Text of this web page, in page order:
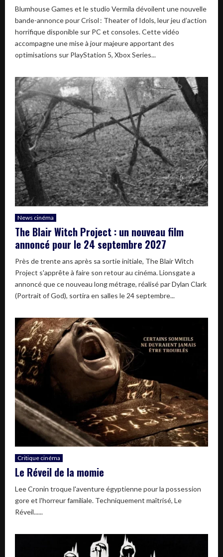
Blumhouse Games et le studio Vermila dévoilent une nouvelle
bande-annonce pour Crisol : Theater of Idols, leur jeu d’action
horrifique disponible sur PC et consoles. Cette vidéo
accompagne une mise à jour majeure apportant des
optimisations sur PlayStation 5, Xbox Series...
News cinéma
The Blair Witch Project : un nouveau film
annoncé pour le 24 septembre 2027
Près de trente ans après sa sortie initiale, The Blair Witch
Project s'apprête à faire son retour au cinéma. Lionsgate a
annoncé que ce nouveau long métrage, réalisé par Dylan Clark
(Portrait of God), sortira en salles le 24 septembre...
Critique cinéma
Le Réveil de la momie
Lee Cronin troque l'aventure égyptienne pour la possession
gore et l'horreur familiale. Techniquement maîtrisé, Le
Réveil......